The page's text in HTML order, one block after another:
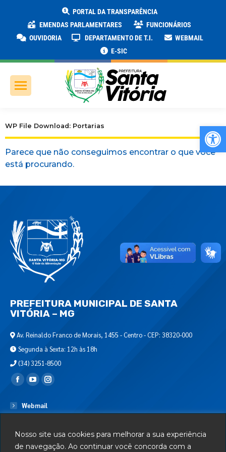
Nosso site usa cookies para melhorar a sua experiência
de navegação. Ao continuar você concorda com a
PORTAL DA TRANSPARÊNCIA
EMENDAS PARLAMENTARES
FUNCIONÁRIOS
OUVIDORIA
DEPARTAMENTO DE T.I.
WEBMAIL
E-SIC
WP File Download: Portarias
Parece que não conseguimos encontrar o que você
está procurando.
PREFEITURA MUNICIPAL DE SANTA
VITÓRIA – MG
Av. Reinaldo Franco de Morais, 1455 - Centro - CEP: 38320-000
Segunda à Sexta: 12h às 18h
(34) 3251-8500
Encontre-nos em:
Webmail
Serviços